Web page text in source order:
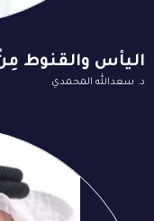
اليأس والقنوط
د. سعدالله المحمدي